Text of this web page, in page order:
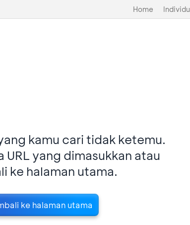
Home Individu
kamu cari tidak ketemu.
URL yang dimasukkan atau
ke halaman utama.
ke halaman utama